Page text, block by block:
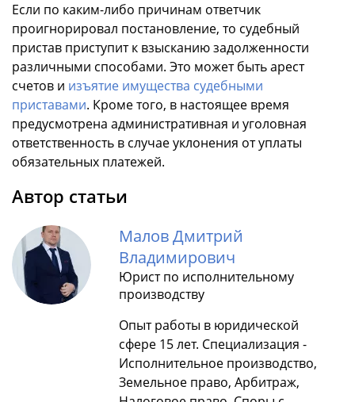
Если по каким-либо причинам ответчик
проигнорировал постановление, то судебный
пристав приступит к взысканию задолженности
различными способами. Это может быть арест
счетов и изъятие имущества судебными
приставами. Кроме того, в настоящее время
предусмотрена административная и уголовная
ответственность в случае уклонения от уплаты
обязательных платежей.
Автор статьи
Малов Дмитрий
Владимирович
Юрист по исполнительному
производству
Опыт работы в юридической
сфере 15 лет. Специализация -
Исполнительное производство,
Земельное право, Арбитраж,